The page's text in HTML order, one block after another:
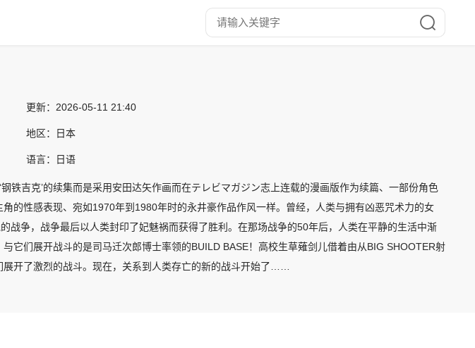
更新： 2026-05-11 21:40
地区： 日本
语言： 日语
铁吉克’的续集而是采用安田达矢作画而在テレビマガジン志上连载的漫画版作为续篇、一部份角色
的性感表现、宛如1970年到1980年时的永井豪作品作风一样。曾经，人类与拥有凶恶咒术力的女
战争，战争最后以人类封印了妃魅祸而获得了胜利。在那场战争的50年后，人类在平静的生活中渐
它们展开战斗的是司马迁次郎博士率领的BUILD BASE！高校生草薙剑儿借着由从BIG SHOOTER射
开了激烈的战斗。现在，关系到人类存亡的新的战斗开始了……